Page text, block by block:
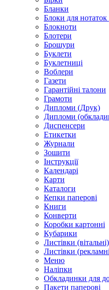
Бланки
Блоки для нотаток
Блокноти
Блотери
Брошури
Буклети
Буклетниці
Воблери
Газети
Гарантійні талони
Грамоти
Дипломи (Друк)
Дипломи
Диспенсери
Етикетки
Журнали
Зошити
Інструкції
Календарі
Карти
Каталоги
Кепки паперові
Книги
Конверти
Коробки картонні
Кубарики
Листівки (вітальні)
Листівки
Меню
Наліпки
Обкладинки для
Пакети паперові